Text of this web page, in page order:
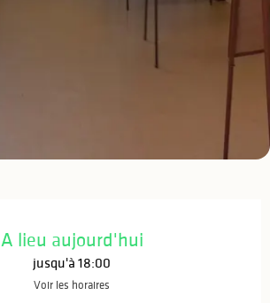
A lieu aujourd'hui
jusqu'à 18:00
Voir les horaires